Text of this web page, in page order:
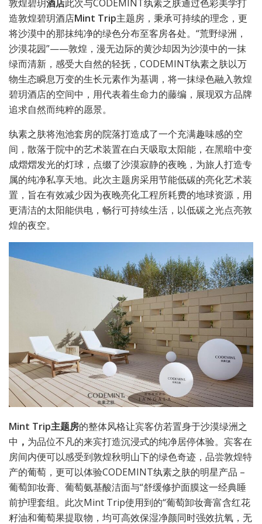
敦煌碧玥酒店此次与CODEMINT纨素之肤通过色彩美学打
造敦煌碧玥酒店Mint Trip主题房，秉承可持续的理念，更
将沙漠中的那抹纯净的绿色分布至客房各处。“荒野绿洲，
沙漠花园”——敦煌，漫无边际的黄沙却因为沙漠中的一抹
绿而清新，感受大自然的轻抚，CODEMINT纨素之肤以万
物生态瞬息万变的生长元素作为基调，将一抹绿色融入敦煌
碧玥酒店的空间中，用代表着生命力的藤编，展现双方品牌
追求自然而纯粹的愿景。
纨素之肤将泡池套房的院落打造成了一个充满趣味感的空
间，散落于院中的艺术装置在白天吸取太阳能，在黑暗中变
成熠熠发光的灯球，点缀了沙漠寂静的夜晚，为旅人打造专
属的纯净私享天地。此次主题房采用节能低碳的亮化艺术装
置，旨在有效减少因为夜晚亮化工程所耗费的地球资源，用
更清洁的太阳能供电，畅行可持续生活，以低碳之光点亮敦
煌的夜空。
Mint Trip主题房的整体风格让宾客仿若置身于沙漠绿洲之
中 ， 为品位不凡的来宾打造沉浸式的纯净居停体验。宾客在
房间内便可以感受到敦煌秋明山下的绿色奇迹，品尝敦煌特
产的葡萄，更可以体验CODEMINT纨素之肤的明星产品 –
葡萄卸妆膏、葡萄氨基酸洁面与“舒缓修护面膜这一经典睡
前护理套组。此次Mint Trip使用到的“葡萄卸妆膏富含红花
籽油和葡萄果提取物，均可高效保湿净颜同时强效抗氧，无